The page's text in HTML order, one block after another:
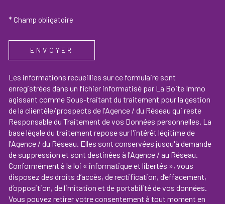
* Champ obligatoire
ENVOYER
Les informations recueillies sur ce formulaire sont
enregistrées dans un fichier informatisé par La Boite Immo
agissant comme Sous-traitant du traitement pour la gestion
de la clientèle/prospects de l'Agence / du Réseau qui reste
Responsable du Traitement de vos Données personnelles. La
base légale du traitement repose sur l'intérêt légitime de
l'Agence / du Réseau. Elles sont conservées jusqu'à demande
de suppression et sont destinées à l'Agence / au Réseau.
Conformément à la loi « informatique et libertés », vous
disposez des droits d’accès, de rectification, d’effacement,
d’opposition, de limitation et de portabilité de vos données.
Vous pouvez retirer votre consentement à tout moment en